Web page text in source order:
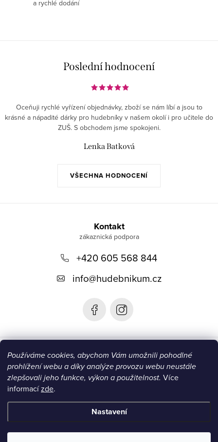
Používáme cookies, abychom Vám umožnili pohodlné
prohlížení webu a díky analýze provozu webu neustále
zlepšovali jeho funkce, výkon a použitelnost. Více
informacízde.
Nastavení
a rychlé dodání
Poslední hodnocení
VŠECHNA HODNOCENÍ
Oceňuji rychlé vyřízení objednávky, zboží se nám líbí a jsou to
krásné a nápadité dárky pro hudebníky v našem okolí i pro učitele do
ZUŠ. S obchodem jsme spokojeni.
Lenka Batková
Kontakt
+420 605 568 844
info@hudebnikum.cz
Informace
Blog
Instagram
Copyright 2026HUDEBNIKUM.CZ. Všechna práva vyhrazena.